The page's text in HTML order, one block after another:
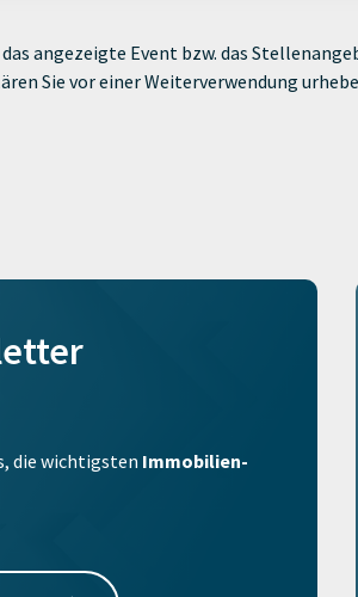
angezeigte Event bzw. das
Sie vor einer Weiterverwendung
die wichtigsten Immobilien-